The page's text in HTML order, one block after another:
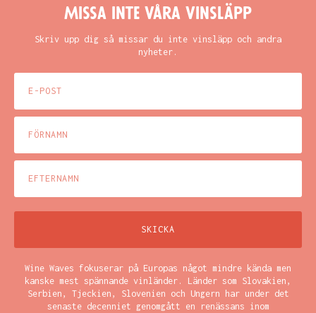
Missa inte våra vinsläpp
Skriv upp dig så missar du inte vinsläpp och andra
nyheter.
Wine Waves fokuserar på Europas något mindre kända men
kanske mest spännande vinländer. Länder som Slovakien,
Serbien, Tjeckien, Slovenien och Ungern har under det
senaste decenniet genomgått en renässans inom